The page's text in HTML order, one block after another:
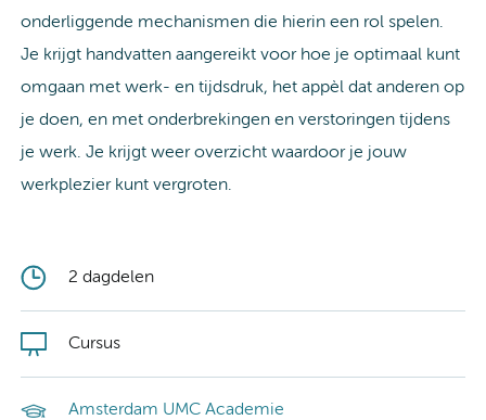
onderliggende mechanismen die hierin een rol spelen.
Je krijgt handvatten aangereikt voor hoe je optimaal kunt
omgaan met werk- en tijdsdruk, het appèl dat anderen op
je doen, en met onderbrekingen en verstoringen tijdens
je werk. Je krijgt weer overzicht waardoor je jouw
werkplezier kunt vergroten.
2 dagdelen
Cursus
Amsterdam UMC Academie